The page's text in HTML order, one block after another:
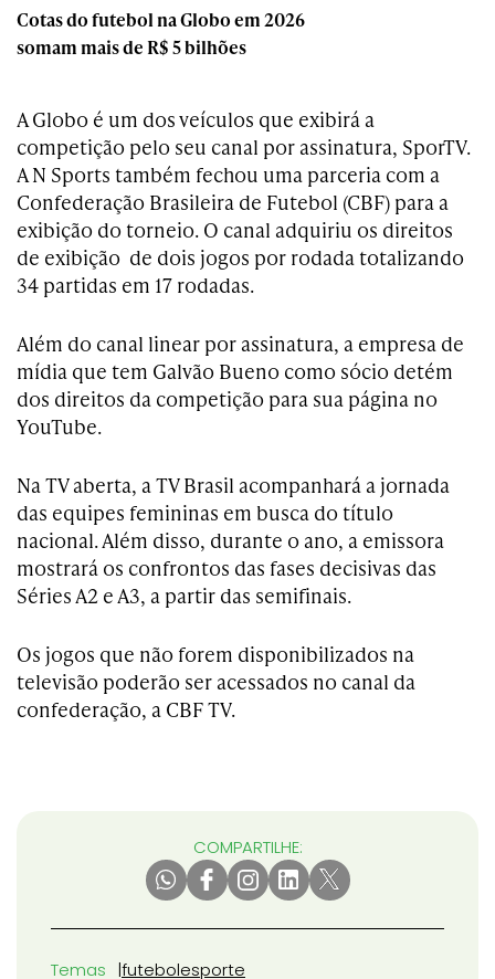
Cotas do futebol na Globo em 2026
somam mais de R$ 5 bilhões
A Globo é um dos veículos que exibirá a
competição pelo seu canal por assinatura, SporTV.
A N Sports também fechou uma parceria com a
Confederação Brasileira de Futebol (CBF) para a
exibição do torneio. O canal adquiriu os direitos
de exibição de dois jogos por rodada totalizando
34 partidas em 17 rodadas.
Além do canal linear por assinatura, a empresa de
mídia que tem Galvão Bueno como sócio detém
dos direitos da competição para sua página no
YouTube.
Na TV aberta, a TV Brasil acompanhará a jornada
das equipes femininas em busca do título
nacional. Além disso, durante o ano, a emissora
mostrará os confrontos das fases decisivas das
Séries A2 e A3, a partir das semifinais.
Os jogos que não forem disponibilizados na
televisão poderão ser acessados no canal da
confederação, a CBF TV.
COMPARTILHE:
Temas futebolesporte